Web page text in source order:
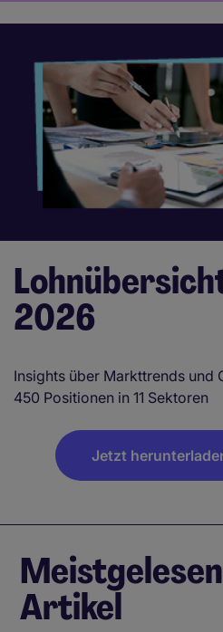
2026
Insights über Markttrends und
450 Positionen in 11 Sektoren
Jetzt
Artikel